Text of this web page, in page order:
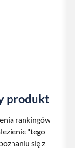
produkt
rankingów
"tego
się z